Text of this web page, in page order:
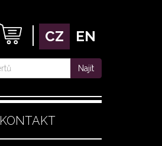
CZ EN
Najít
KONTAKT